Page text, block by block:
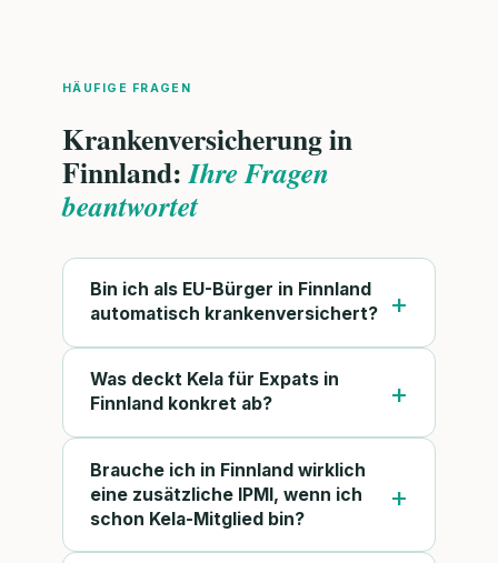
HÄUFIGE FRAGEN
Krankenversicherung in
Finnland:Ihre Fragen
beantwortet
Bin ich als EU-Bürger in Finnland
automatisch krankenversichert?
Was deckt Kela für Expats in
Finnland konkret ab?
Brauche ich in Finnland wirklich
eine zusätzliche IPMI, wenn ich
schon Kela-Mitglied bin?